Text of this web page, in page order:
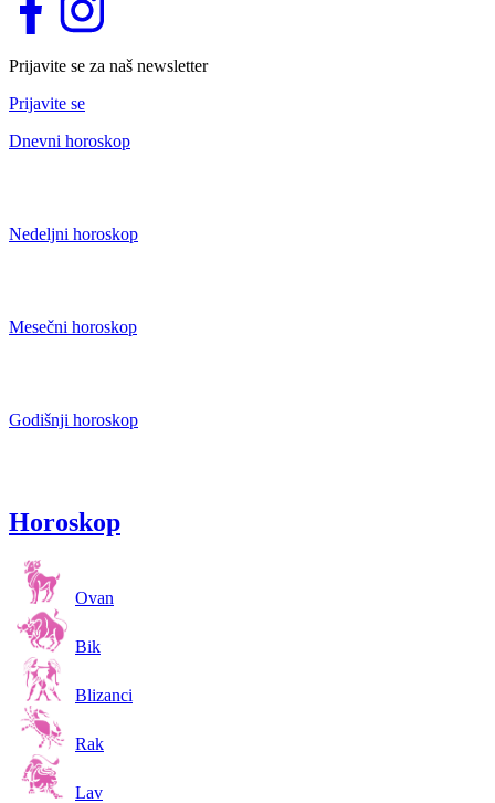
Prijavite se za naš newsletter
Prijavite se
Dnevni horoskop
Nedeljni horoskop
Mesečni horoskop
Godišnji horoskop
Horoskop
Ovan
Bik
Blizanci
Rak
Lav